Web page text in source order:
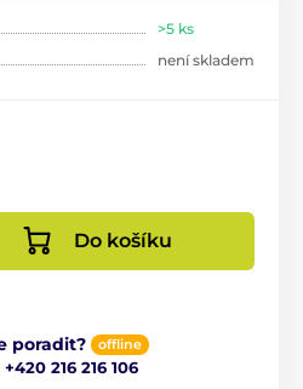
>5 ks
není skladem
Do košíku
poradit? offline
+420 216 216 106